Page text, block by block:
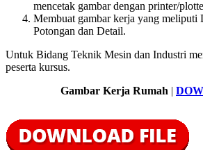
mencetak gambar dengan printer/
Membuat gambar kerja yang meliputi
Potongan dan Detail.
Untuk Bidang Teknik Mesin dan Industri
peserta kursus.
Gambar Kerja Rumah |